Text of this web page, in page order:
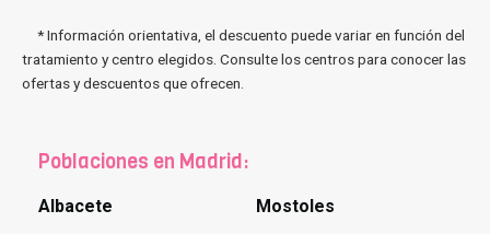
* Información orientativa, el descuento puede variar en función del
tratamiento y centro elegidos. Consulte los centros para conocer las
ofertas y descuentos que ofrecen.
Poblaciones en Madrid:
Albacete
Mostoles